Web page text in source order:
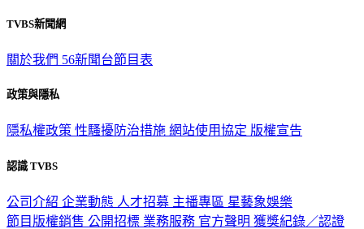
TVBS新聞網
關於我們 56新聞台節目表
政策與隱私
隱私權政策 性騷擾防治措施 網站使用協定 版權宣告
認識 TVBS
公司介紹 企業動態 人才招募 主播專區 星藝象娛樂
節目版權銷售 公開招標 業務服務 官方聲明 獲獎紀錄／認證